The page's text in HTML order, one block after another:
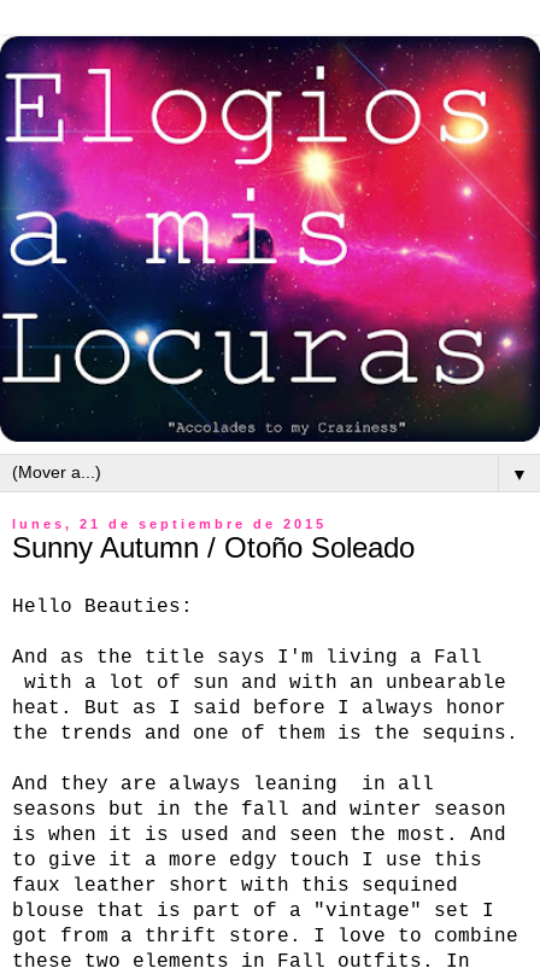
▼
lunes, 21 de septiembre de 2015
Sunny Autumn / Otoño Soleado
Hello Beauties:
And as the title says I'm living a Fall
with a lot of sun and with an unbearable
heat. But as I said before I always honor
the trends and one of them is the sequins.
And they are always leaning in all
seasons but in the fall and winter season
is when it is used and seen the most. And
to give it a more edgy touch I use this
faux leather short with this sequined
blouse that is part of a "vintage" set I
got from a thrift store. I love to combine
these two elements in Fall outfits. In